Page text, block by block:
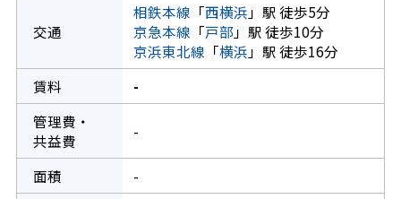
交通
相鉄本線 「西横浜 」駅 徒歩5分
京急本線 「戸部 」駅 徒歩10分
京浜東北線 「横浜 」駅 徒歩16分
賃料
-
管理費・
共益費
-
面積
-